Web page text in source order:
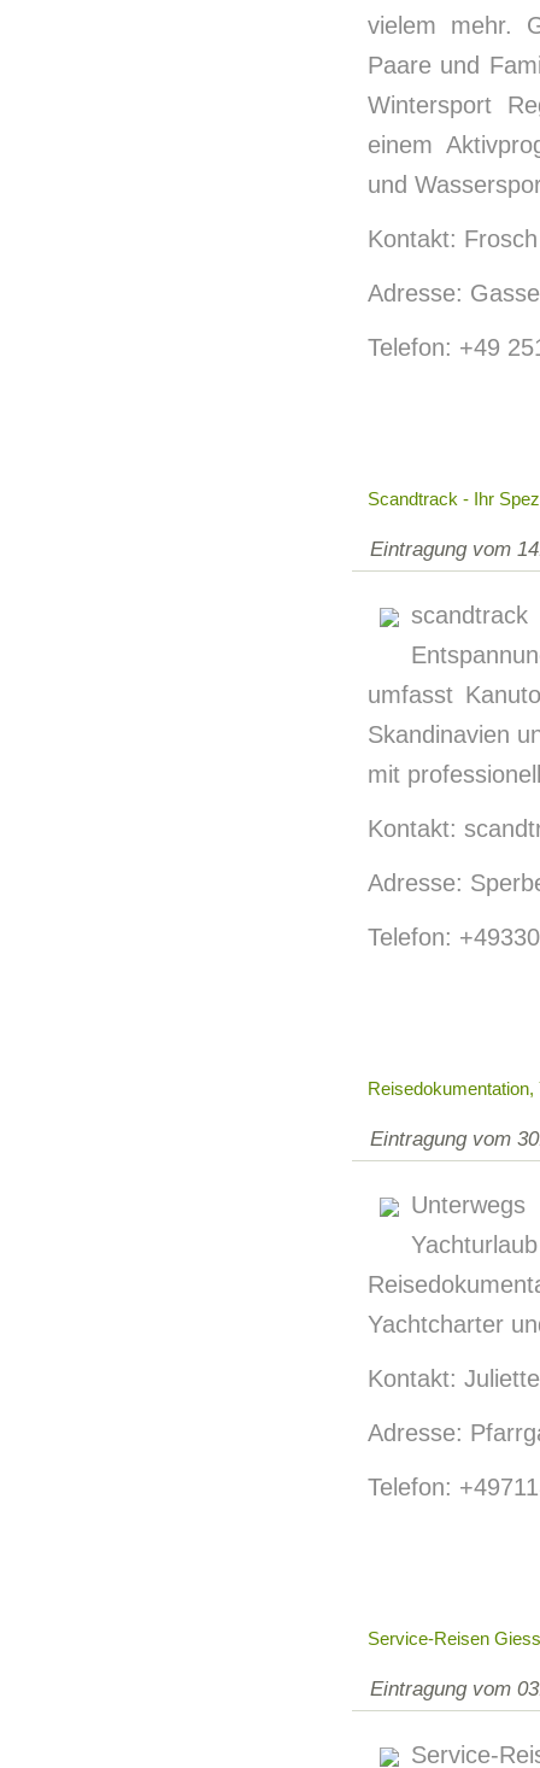
vielem mehr.
Paare und
Wintersport
einem
und
Kontakt:
Adresse:
Telefon: +49
Scandtrack - Ihr
Eintragung vom
umfasst
Skandinavien
mit
Kontakt:
Adresse:
Telefon:
Eintragung vom
Yachtcharter
Kontakt:
Adresse:
Telefon:
Service-Reisen
Eintragung vom